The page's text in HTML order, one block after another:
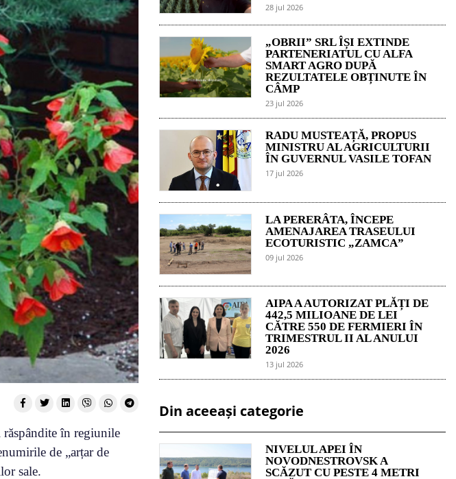
în regiunile
de „arțar de
sale.
28 jul 2026
„OBRII” SRL ÎȘI EXTINDE
PARTENERIATUL CU ALFA
SMART AGRO DUPĂ
REZULTATELE OBȚINUTE ÎN
CÂMP
23 jul 2026
RADU MUSTEAȚĂ, PROPUS
MINISTRU AL AGRICULTURII
ÎN GUVERNUL VASILE TOFAN
17 jul 2026
LA PERERÂTA, ÎNCEPE
AMENAJAREA TRASEULUI
ECOTURISTIC „ZAMCA”
09 jul 2026
AIPA A AUTORIZAT PLĂȚI DE
442,5 MILIOANE DE LEI
CĂTRE 550 DE FERMIERI ÎN
TRIMESTRUL II AL ANULUI
2026
13 jul 2026
Din aceeași categorie
NIVELUL APEI ÎN
NOVODNESTROVSK A
SCĂZUT CU PESTE 4 METRI